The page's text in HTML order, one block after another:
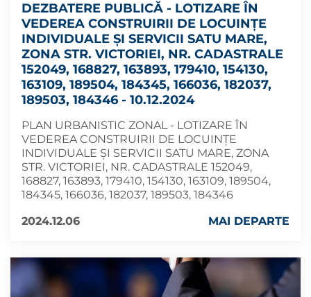
DEZBATERE PUBLICĂ - LOTIZARE ÎN
VEDEREA CONSTRUIRII DE LOCUINȚE
INDIVIDUALE ȘI SERVICII SATU MARE,
ZONA STR. VICTORIEI, NR. CADASTRALE
152049, 168827, 163893, 179410, 154130,
163109, 189504, 184345, 166036, 182037,
189503, 184346 - 10.12.2024
PLAN URBANISTIC ZONAL - LOTIZARE ÎN
VEDEREA CONSTRUIRII DE LOCUINȚE
INDIVIDUALE ȘI SERVICII SATU MARE, ZONA
STR. VICTORIEI, NR. CADASTRALE 152049,
168827, 163893, 179410, 154130, 163109, 189504,
184345, 166036, 182037, 189503, 184346
2024.12.06
MAI DEPARTE